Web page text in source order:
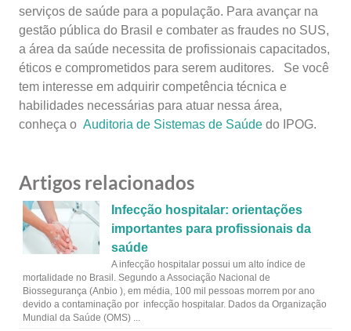
serviços de saúde para a população. Para avançar na
gestão pública do Brasil e combater as fraudes no SUS,
a área da saúde necessita de profissionais capacitados,
éticos e comprometidos para serem auditores. Se você
tem interesse em adquirir competência técnica e
habilidades necessárias para atuar nessa área,
conheça o Auditoria de Sistemas de Saúde do IPOG.
Artigos relacionados
Infecção hospitalar: orientações
importantes para profissionais da
saúde
A infecção hospitalar possui um alto índice de
mortalidade no Brasil. Segundo a Associação Nacional de
Biossegurança (Anbio ), em média, 100 mil pessoas morrem por ano
devido a contaminação por infecção hospitalar. Dados da Organização
Mundial da Saúde (OMS) ...